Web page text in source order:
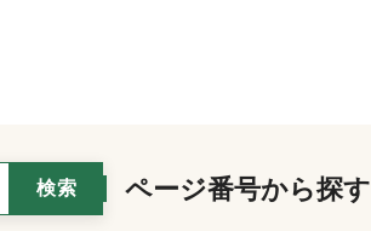
ページ番号から探す